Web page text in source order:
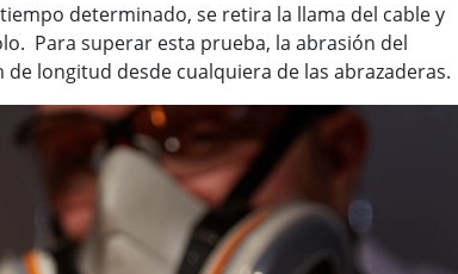
determinado, se retira la llama del cable y
Para superar esta prueba, la abrasión del
de longitud desde cualquiera de las abrazaderas.